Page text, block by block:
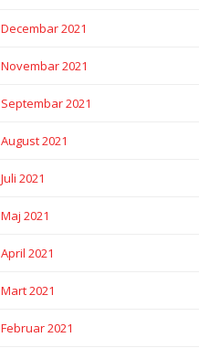
Decembar 2021
Novembar 2021
Septembar 2021
August 2021
Juli 2021
Maj 2021
April 2021
Mart 2021
Februar 2021